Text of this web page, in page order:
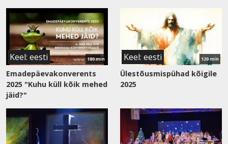
Vaata
saadet
180 min
Keel: eesti
Emadepäevakonverents
2025 "Kuhu küll kõik mehed
jäid?"
saadet
120 min
Keel: eesti
Ülestõusmispühad kõigile
2025
saadet
Vaata
saadet